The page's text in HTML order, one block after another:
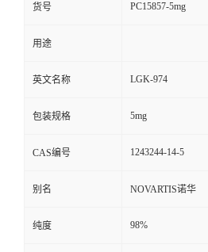
货号 PC15857-5mg
用途
英文名称 LGK-974
包装规格 5mg
CAS编号 1243244-14-5
别名 NOVARTIS诺华
纯度 98%